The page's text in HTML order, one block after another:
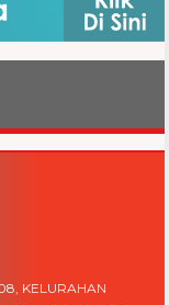
KELURAHAN